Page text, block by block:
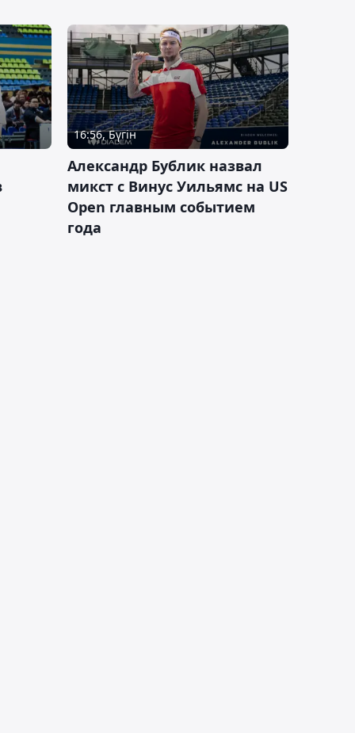
16:56, Бүгін
Александр Бублик назвал
микст с Винус Уильямс на US
Open главным событием
года